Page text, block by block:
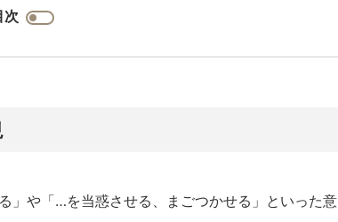
次
」や「…を当惑させる、まごつかせる」といった意